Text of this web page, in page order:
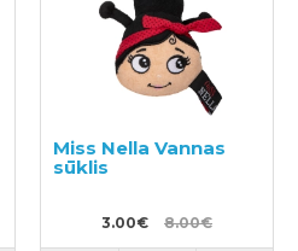
Miss Nella Vannas
sūklis
3.00€ 8.00€